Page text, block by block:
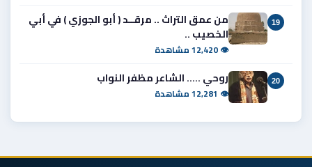
19
من عمق التراث .. مرقــد ( أبو الجوزي ) في أبي
الخصيب ..
👁 12,420 مشاهدة
20 روحي ..... الشاعر مظفر النواب
👁 12,281 مشاهدة